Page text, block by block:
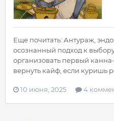
Еще почитать: Антураж,
осознанный подход к
организовать первый
вернуть кайф, если куришь
10 июня, 2025 4